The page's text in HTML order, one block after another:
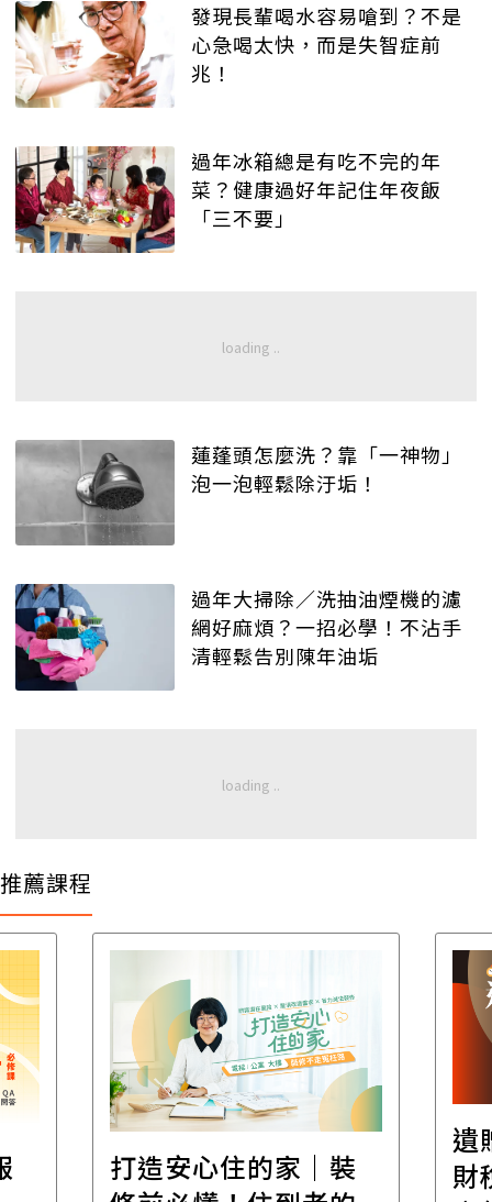
發現長輩喝水容易嗆到？不是
心急喝太快，而是失智症前
兆！
過年冰箱總是有吃不完的年
菜？健康過好年記住年夜飯
「三不要」
蓮蓬頭怎麼洗？靠「一神物」
泡一泡輕鬆除汙垢！
過年大掃除／洗抽油煙機的濾
網好麻煩？一招必學！不沾手
清輕鬆告別陳年油垢
推薦課程
打造安心住的家｜裝
遺
財